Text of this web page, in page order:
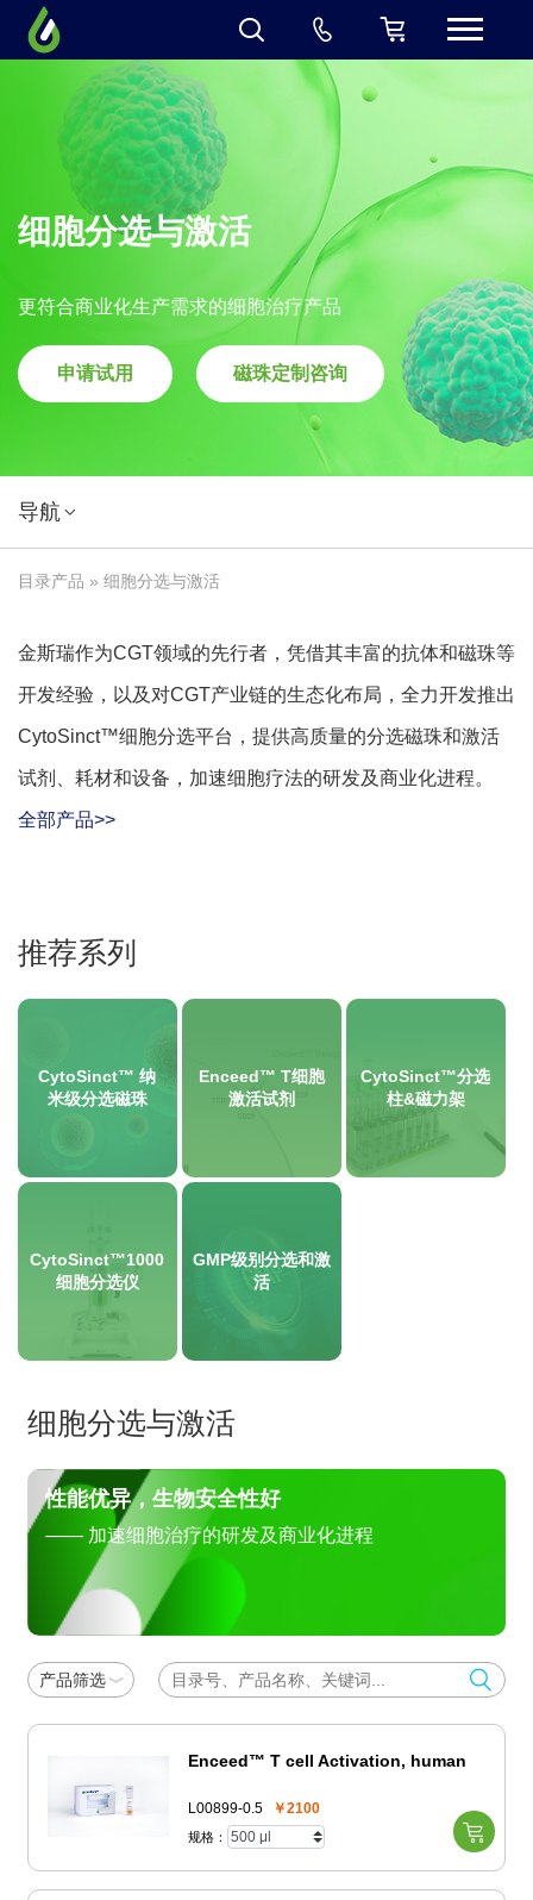
细胞分选与激活
更符合商业化生产需求的细胞治疗产品
申请试用 磁珠定制咨询
导航
目录产品 » 细胞分选与激活
金斯瑞作为CGT领域的先行者，凭借其丰富的抗体和磁珠等
开发经验，以及对CGT产业链的生态化布局，全力开发推出
CytoSinct™细胞分选平台，提供高质量的分选磁珠和激活
试剂、耗材和设备，加速细胞疗法的研发及商业化进程。
全部产品>>
推荐系列
CytoSinct™ 纳
米级分选磁珠
Enceed™ T细胞
激活试剂
CytoSinct™分选
柱&磁力架
CytoSinct™1000
细胞分选仪
GMP级别分选和激
活
细胞分选与激活
性能优异，生物安全性好
—— 加速细胞治疗的研发及商业化进程
产品筛选
Enceed™ T cell Activation, human
L00899-0.5 ￥2100
规格：